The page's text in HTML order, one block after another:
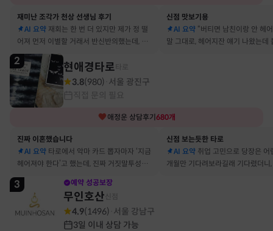
재미난 조각가 천상 선생님 후기
AI 요약 재회는 한 번 더 있지만 제가 정 떨
어져 먼저 이별할 거래서 반신반의했는데, 정
말 재회 후 제가 먼저 헤어지자고 했어요
신점 맛보기용
AI 요약 “버티면 남친이랑 안 헤
말 그대로, 헤어지잔 얘기 나왔는데
2 현애경타로
3.8(980) 서울 광진구
애정운 상담후기 680개
진짜 이혼했습니다
AI 요약 타로에서 악마 카드 뽑자마자 ‘지금
헤어져야 한다’고 했는데, 진짜 거짓말투성이
결혼 생활 끝에 이혼 숙고 중이에요
신점 보는듯한 타로
AI 요약 취업 고민으로 당장은 어
개월만 기다려보라길래 기다렸더니
3 예약 성공보장
무인호산
4.9(1496) 서울 강남구
3일 이내 상담 가능